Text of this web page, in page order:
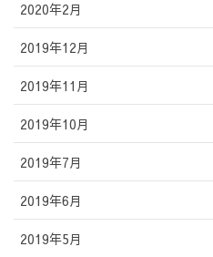
2020年2月
2019年12月
2019年11月
2019年10月
2019年7月
2019年6月
2019年5月